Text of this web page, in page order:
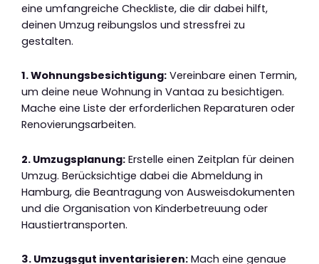
eine umfangreiche Checkliste, die dir dabei hilft,
deinen Umzug reibungslos und stressfrei zu
gestalten.
1. Wohnungsbesichtigung: Vereinbare einen Termin,
um deine neue Wohnung in Vantaa zu besichtigen.
Mache eine Liste der erforderlichen Reparaturen oder
Renovierungsarbeiten.
2. Umzugsplanung: Erstelle einen Zeitplan für deinen
Umzug. Berücksichtige dabei die Abmeldung in
Hamburg, die Beantragung von Ausweisdokumenten
und die Organisation von Kinderbetreuung oder
Haustiertransporten.
3. Umzugsgut inventarisieren: Mach eine genaue